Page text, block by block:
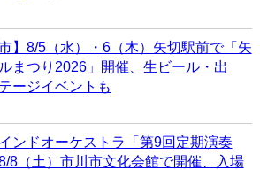
市】8/5（水）・6（木）矢切駅前で「矢
まつり2026」開催、生ビール・出
ージイベントも
ンドオーケストラ「第9回定期演奏
8（土）市川市文化会館で開催、入場